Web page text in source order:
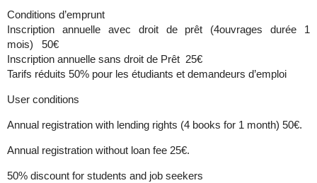
Conditions d’emprunt
Inscription annuelle avec droit de prêt (4ouvrages durée 1
mois) 50€
Inscription annuelle sans droit de Prêt 25€
Tarifs réduits 50% pour les étudiants et demandeurs d’emploi
User conditions
Annual registration with lending rights (4 books for 1 month) 50€.
Annual registration without loan fee 25€.
50% discount for students and job seekers